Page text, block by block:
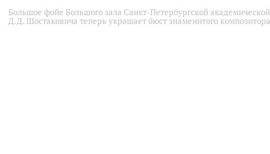
Большое фойе Большого зала Санкт-Петербургской
Д.Д. Шостаковича теперь украшает бюст знаменитого